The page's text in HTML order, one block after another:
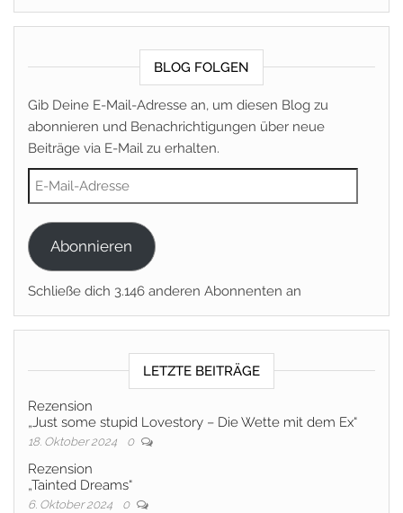
BLOG FOLGEN
Gib Deine E-Mail-Adresse an, um diesen Blog zu
abonnieren und Benachrichtigungen über neue
Beiträge via E-Mail zu erhalten.
E-Mail-Adresse
Abonnieren
Schließe dich 3.146 anderen Abonnenten an
LETZTE BEITRÄGE
Rezension
„Just some stupid Lovestory – Die Wette mit dem Ex“
18. Oktober 2024 0
Rezension
„Tainted Dreams“
6. Oktober 2024 0